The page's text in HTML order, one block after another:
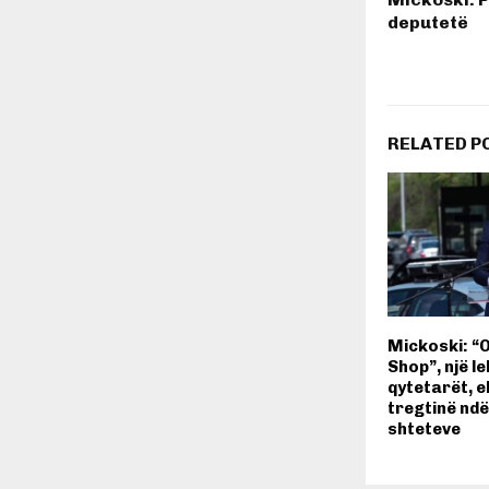
deputetë
RELATED
Mickoski:
Shop”, një
qytetarët,
tregtinë
shteteve